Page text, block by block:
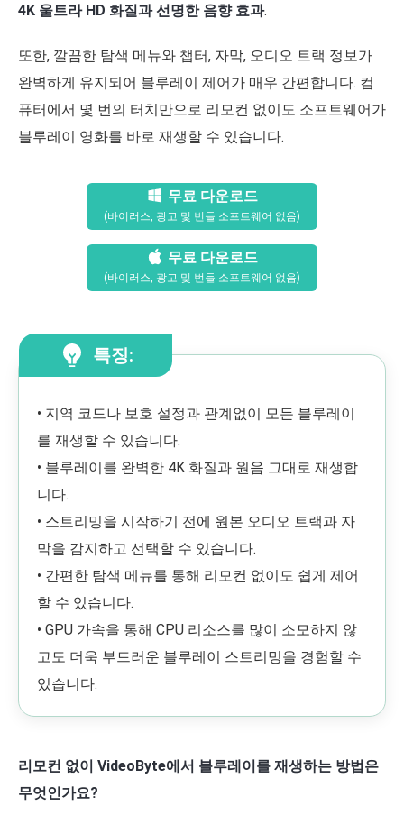
4K 울트라 HD 화질과 선명한 음향 효과.
또한, 깔끔한 탐색 메뉴와 챕터, 자막, 오디오 트랙 정보가
완벽하게 유지되어 블루레이 제어가 매우 간편합니다. 컴
퓨터에서 몇 번의 터치만으로 리모컨 없이도 소프트웨어가
블루레이 영화를 바로 재생할 수 있습니다.
무료 다운로드
(바이러스, 광고 및 번들 소프트웨어 없음)
무료 다운로드
(바이러스, 광고 및 번들 소프트웨어 없음)
특징:
• 지역 코드나 보호 설정과 관계없이 모든 블루레이
를 재생할 수 있습니다.
• 블루레이를 완벽한 4K 화질과 원음 그대로 재생합
니다.
• 스트리밍을 시작하기 전에 원본 오디오 트랙과 자
막을 감지하고 선택할 수 있습니다.
• 간편한 탐색 메뉴를 통해 리모컨 없이도 쉽게 제어
할 수 있습니다.
• GPU 가속을 통해 CPU 리소스를 많이 소모하지 않
고도 더욱 부드러운 블루레이 스트리밍을 경험할 수
있습니다.
리모컨 없이 VideoByte에서 블루레이를 재생하는 방법은
무엇인가요?